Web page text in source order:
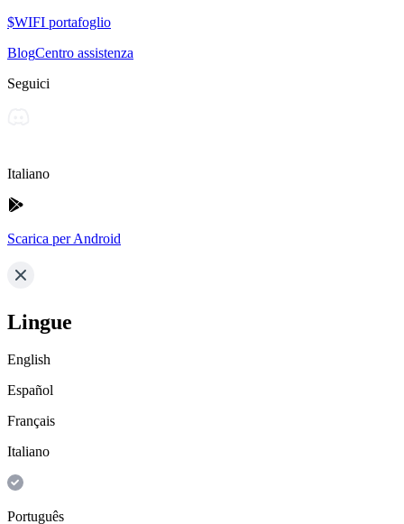
$WIFI portafoglio
BlogCentro assistenza
Seguici
Italiano
Scarica per Android
Lingue
English
Español
Français
Italiano
Português